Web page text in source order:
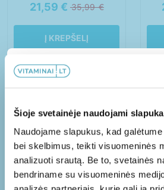
Šioje svetainėje naudojami
Naudojame slapukus, kad
bei skelbimus, teikti visuomeninės
analizuoti srautą. Be to, svetainės
bendriname su visuomeninės
Milteliai
Minkštos kapsulės
Skystieji maisto papildai
Tabletės
35,99€
21,59 €
Į KREPŠELĮ
Papildoma 10%
Užsisakykite mūsų
papildomą nuolaidą
Taip, norėčiau gauti